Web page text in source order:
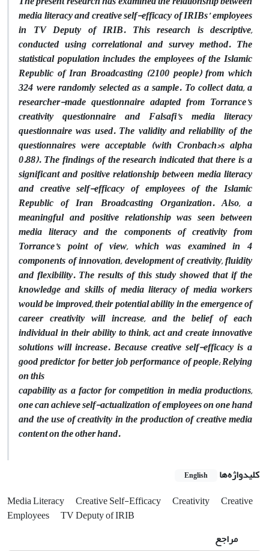
media literacy and creative self-efficacy of IRIBs’ employees
in TV Deputy of IRIB. This research is descriptive,
conducted using correlational and survey method. The
statistical population includes the employees of the Islamic
Republic of Iran Broadcasting (2100 people) from which
324 were randomly selected as a sample. To collect data, a
researcher-made questionnaire adapted from Torrance’s
creativity questionnaire and Falsafi’s media literacy
questionnaire was used. The validity and reliability of the
questionnaires were acceptable (with Cronbach›s alpha
0.88). The findings of the research indicated that there is a
significant and positive relationship between media literacy
and creative self-efficacy of employees of the Islamic
Republic of Iran Broadcasting Organization. Also, a
meaningful and positive relationship was seen between
media literacy and the components of creativity from
Torrance’s point of view, which was examined in 4
components of innovation, development of creativity, fluidity
and flexibility. The results of this study showed that if the
knowledge and skills of media literacy of media workers
would be improved, their potential ability in the emergence of
career creativity will increase, and the belief of each
individual in their ability to think, act and create innovative
solutions will increase. Because creative self-efficacy is a
good predictor for better job performance of people; Relying
on this
capability as a factor for competition in media productions,
one can achieve self-actualization of employees on one hand
and the use ofcreativity in the production of creative media
content on the other hand.
کلیدواژه‌ها English
Media Literacy Creative Self-Efficacy Creativity
Creative
Employees
TV Deputy of IRIB
مراجع